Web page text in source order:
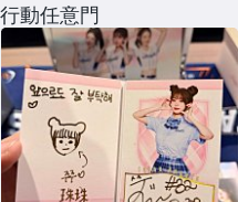
行動任意門